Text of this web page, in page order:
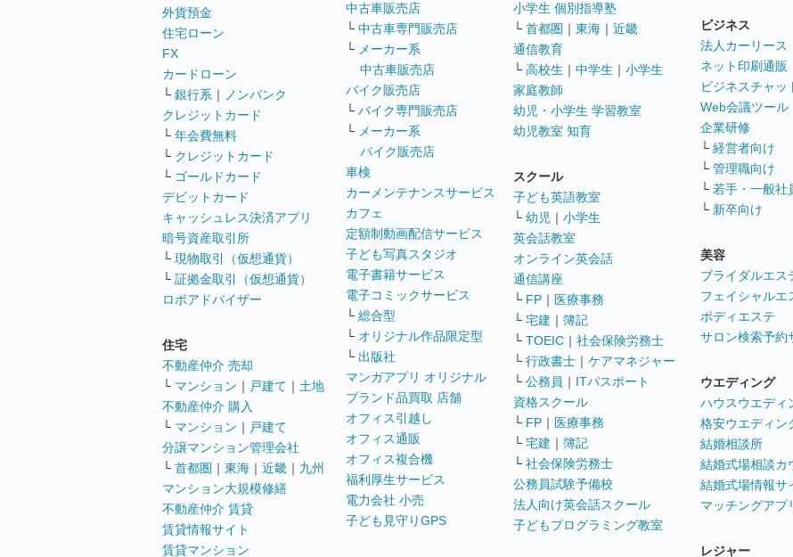
外貨預金
住宅ローン
FX
カードローン
└ 銀行系 ｜
ノンバンク
クレジットカード
└ 年会費無料
└ クレジットカード
└ ゴールドカード
デビットカード
キャッシュレス決済アプリ
暗号資産取引所
└ 現物取引（仮想通貨）
└ 証拠金取引（仮想通貨）
ロボアドバイザー
住宅
不動産仲介 売却
└ マンション ｜ 戸建て ｜ 土地
不動産仲介 購入
└ マンション ｜ 戸建て
分譲マンション管理会社
└ 首都圏 ｜ 東海 ｜ 近畿 ｜ 九州
マンション大規模修繕
不動産仲介 賃貸
賃貸情報サイト
賃貸マンション
中古車販売店
└ 中古車専門販売店
└ メーカー系
中古車販売店
バイク販売店
└ バイク専門販売店
└ メーカー系
バイク販売店
車検
カーメンテナンスサービス
カフェ
定額制動画配信サービス
子ども写真スタジオ
電子書籍サービス
電子コミックサービス
└ 総合型
└ オリジナル作品限定型
└ 出版社
マンガアプリ オリジナル
ブランド品買取 店舗
オフィス引越し
オフィス通販
オフィス複合機
福利厚生サービス
電力会社 小売
子ども見守りGPS
小学生 個別指導塾
└ 首都圏 ｜ 東海 ｜ 近畿
通信教育
└ 高校生 ｜ 中学生 ｜ 小学生
家庭教師
幼児・小学生 学習教室
幼児教室 知育
スクール
子ども英語教室
└ 幼児 ｜ 小学生
英会話教室
オンライン英会話
通信講座
└ FP ｜ 医療事務
└ 宅建 ｜ 簿記
└ TOEIC ｜ 社会保険労務士
└ 行政書士 ｜ ケアマネジャー
└ 公務員 ｜ ITパスポート
資格スクール
└ FP ｜ 医療事務
└ 宅建 ｜ 簿記
└ 社会保険労務士
公務員試験予備校
法人向け英会話スクール
子どもプログラミング教室
ビジネス
法人カーリース
ネット印刷通販
ビジネスチャッ
Web会議ツール
企業研修
└ 経営者向け
└ 管理職向け
└ 若手・一般社
└ 新卒向け
美容
ブライダルエス
フェイシャルエ
ボディエステ
サロン検索予約
ウエディング
ハウスウエディ
格安ウエディン
結婚相談所
結婚式場相談カ
結婚式場情報サ
マッチングアプ
レジャー